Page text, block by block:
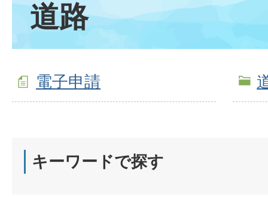
道路
電子申請
キーワードで探す